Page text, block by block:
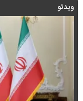
ویدئو